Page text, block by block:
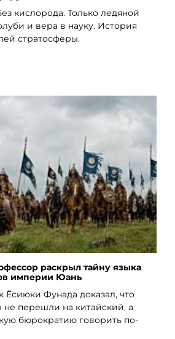
кислорода. Только ледяной
и вера в науку. История
стратосферы.
раскрыл тайну языка
империи Юань
Ёсиюки Фунада доказал, что
не перешли на китайский, а
бюрократию говорить по-